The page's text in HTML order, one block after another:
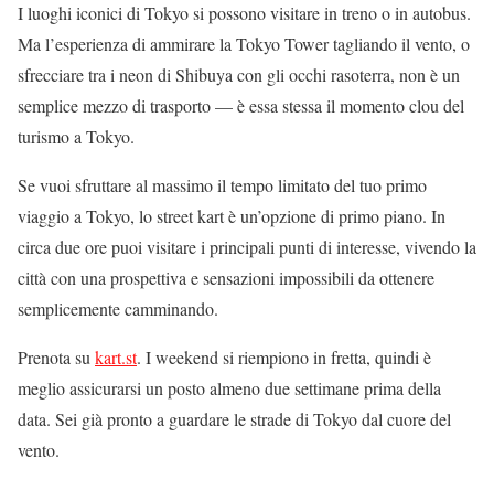
I luoghi iconici di Tokyo si possono visitare in treno o in autobus.
Ma l’esperienza di ammirare la Tokyo Tower tagliando il vento, o
sfrecciare tra i neon di Shibuya con gli occhi rasoterra, non è un
semplice mezzo di trasporto — è essa stessa il momento clou del
turismo a Tokyo.
Se vuoi sfruttare al massimo il tempo limitato del tuo primo
viaggio a Tokyo, lo street kart è un’opzione di primo piano. In
circa due ore puoi visitare i principali punti di interesse, vivendo la
città con una prospettiva e sensazioni impossibili da ottenere
semplicemente camminando.
Prenota sukart.st. I weekend si riempiono in fretta, quindi è
meglio assicurarsi un posto almeno due settimane prima della
data. Sei già pronto a guardare le strade di Tokyo dal cuore del
vento.